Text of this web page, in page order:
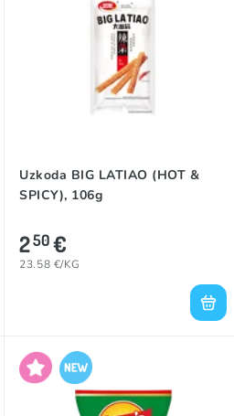
Uzkoda BIG LATIAO (HOT &
SPICY), 106g
250€
23.58 €/KG